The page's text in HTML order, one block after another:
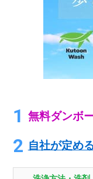
無料ダンボ
自社が定め